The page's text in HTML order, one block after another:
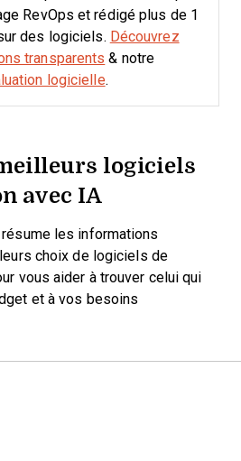
RevOps et rédigé plus de 1
des logiciels. Découvrez
transparents & notre
logicielle.
logiciels
avec IA
les informations
choix de logiciels de
vous aider à trouver celui qui
et à vos besoins